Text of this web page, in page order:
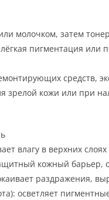
молочком, затем
пигментация
средств,
зрелой кожи или при
влагу в верхних
кожный барьер,
раздражения,
осветляет